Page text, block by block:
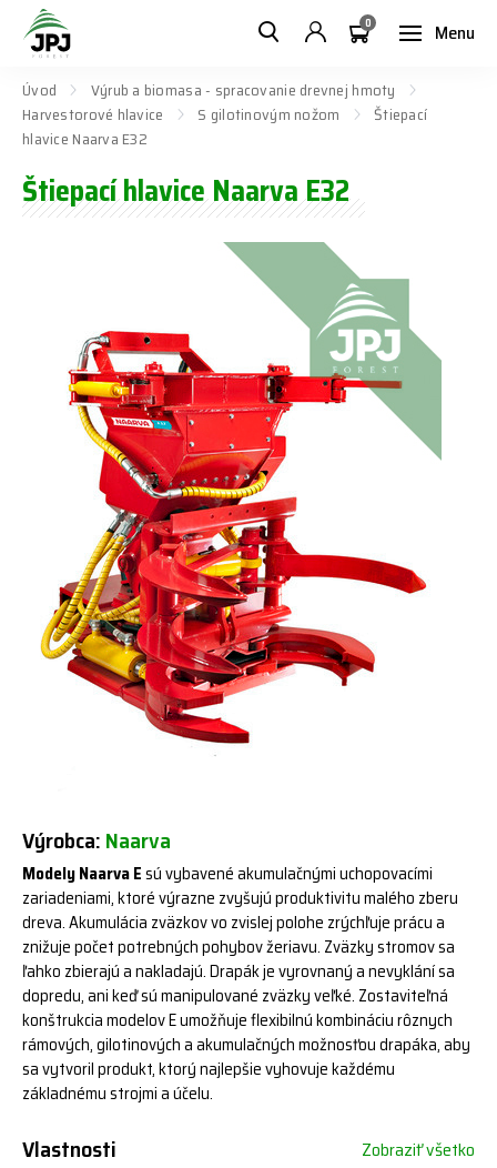
Menu
0
Úvod
Výrub a biomasa - spracovanie drevnej hmoty
Harvestorové hlavice
S gilotinovým nožom
Štiepací
hlavice Naarva E32
Štiepací hlavice Naarva E32
Výrobca:Naarva
Modely Naarva Esú vybavené akumulačnými uchopovacími
zariadeniami, ktoré výrazne zvyšujú produktivitu malého zberu
dreva. Akumulácia zväzkov vo zvislej polohe zrýchľuje prácu a
znižuje počet potrebných pohybov žeriavu. Zväzky stromov sa
ľahko zbierajú a nakladajú. Drapák je vyrovnaný a nevyklání sa
dopredu, ani keď sú manipulované zväzky veľké. Zostaviteľná
konštrukcia modelov E umožňuje flexibilnú kombináciu rôznych
rámových, gilotinových a akumulačných možnosťou drapáka, aby
sa vytvoril produkt, ktorý najlepšie vyhovuje každému
základnému strojmi a účelu.
Vlastnosti Zobraziť všetko